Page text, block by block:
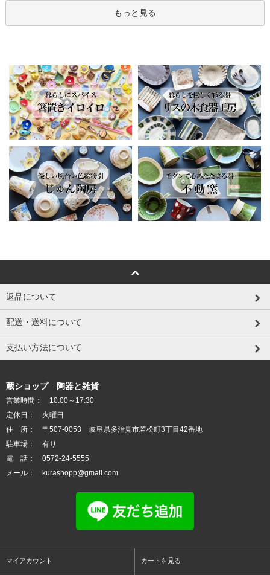
もっと見る
返品について
配送・送料について
支払い方法について
蔵ショップ 陶器と雑貨
営業時間： 10:00～17:30
定休日： 火曜日
住 所： 〒507-0053 岐阜県多治見市若松町3丁目42番地
駐車場： 有り
電 話： 0572-24-5555
メール： kurashopp@gmail.com
マイアカウント カートを見る